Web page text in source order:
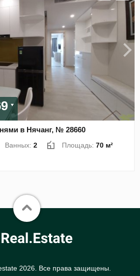
в Нячанг, № 28660
Ванных:2 Площадь:70 м²
2026. Все права защищены.